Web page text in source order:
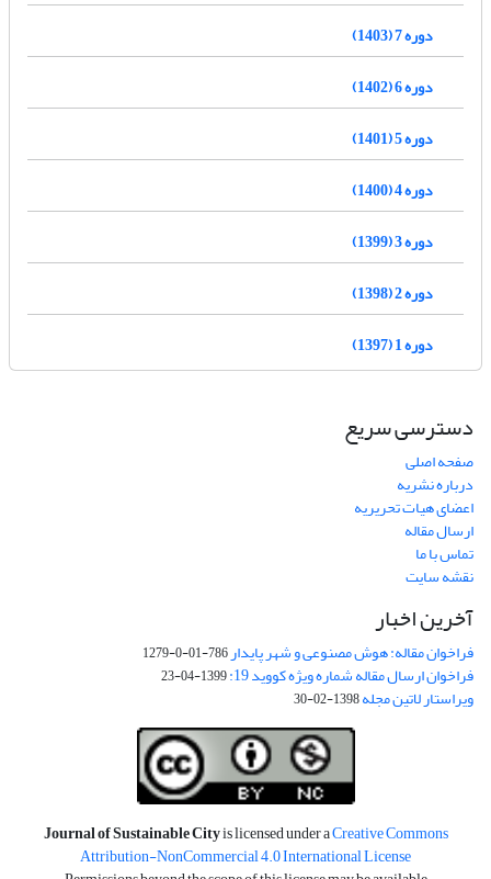
دوره 7 (1403)
دوره 6 (1402)
دوره 5 (1401)
دوره 4 (1400)
دوره 3 (1399)
دوره 2 (1398)
دوره 1 (1397)
دسترسی سریع
صفحه اصلی
درباره نشریه
اعضای هیات تحریریه
ارسال مقاله
تماس با ما
نقشه سایت
آخرین اخبار
فراخوان مقاله: هوش مصنوعی و شهر پایدار786-01-0-1279
فراخوان ارسال مقاله شماره ویژه کووید 19: 1399-04-23
ویراستار لاتین مجله1398-02-30
Journal of Sustainable Cityis licensed under aCreative Commons
Attribution-NonCommercial 4.0 International License